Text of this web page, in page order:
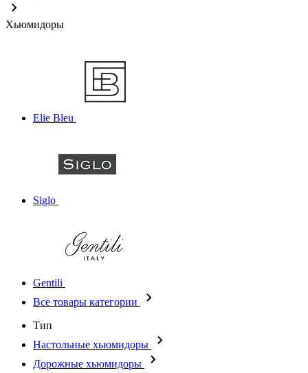
Хьюмидоры
Elie Bleu
Siglo
Gentili
Все товары категории
Тип
Настольные хьюмидоры
Дорожные хьюмидоры